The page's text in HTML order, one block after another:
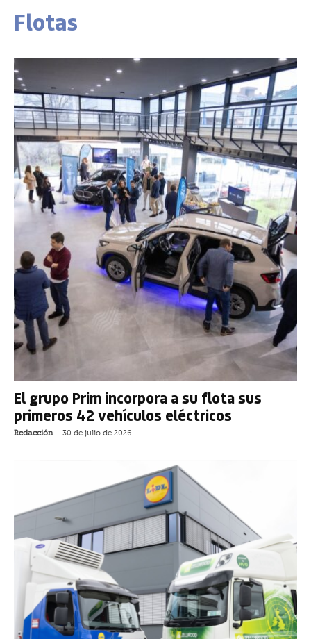
Flotas
El grupo Prim incorpora a su flota sus
primeros 42 vehículos eléctricos
Redacción - 30 de julio de 2026